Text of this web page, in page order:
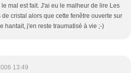
le mal est fait. J'ai eu le malheur de lire Les
de cristal alors que cette fenêtre ouverte sur
hantait, j'en reste traumatisé à vie ;-)
13:49